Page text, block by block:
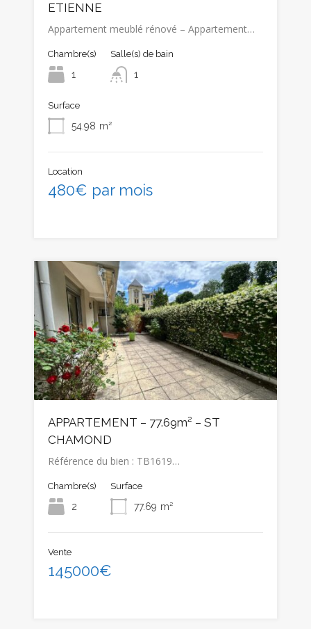
ETIENNE
Appartement meublé rénové – Appartement…
Chambre(s)
1
Salle(s) de bain
1
Surface
54.98 m²
Location
480€ par mois
APPARTEMENT – 77.69m² – ST
CHAMOND
Référence du bien : TB1619…
Chambre(s)
2
Surface
77.69 m²
Vente
145000€